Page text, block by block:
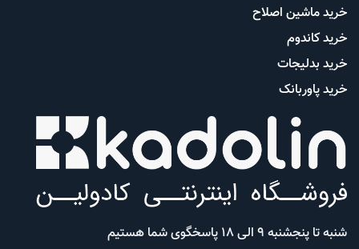
خرید ماشین اصلاح
خرید کاندوم
خرید بدلیجات
خرید پاوربانک
شنبه تا پنجشنبه 9 الی 18 پاسخگوی شما هستیم